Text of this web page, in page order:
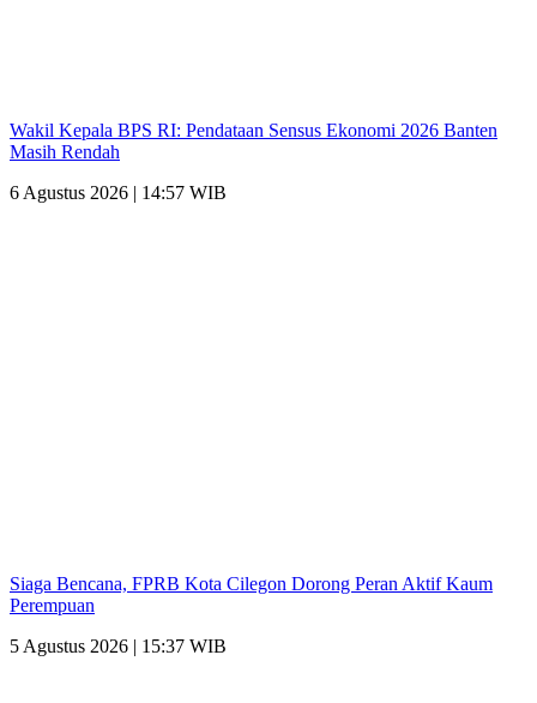
Wakil Kepala BPS RI: Pendataan Sensus Ekonomi 2026 Banten
Masih Rendah
6 Agustus 2026 | 14:57 WIB
Siaga Bencana, FPRB Kota Cilegon Dorong Peran Aktif Kaum
Perempuan
5 Agustus 2026 | 15:37 WIB